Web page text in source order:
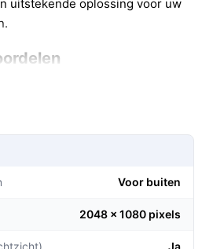
uitstekende oplossing voor uw
van voordelen die uw beveiliging
Dankzij de 360° rotatie en pan
geen blinde vlekken, wat zorgt
van uw woning of bedrijf.
als data, wordt de installatie
Voor buiten
2048 x 1080 pixels
Ja